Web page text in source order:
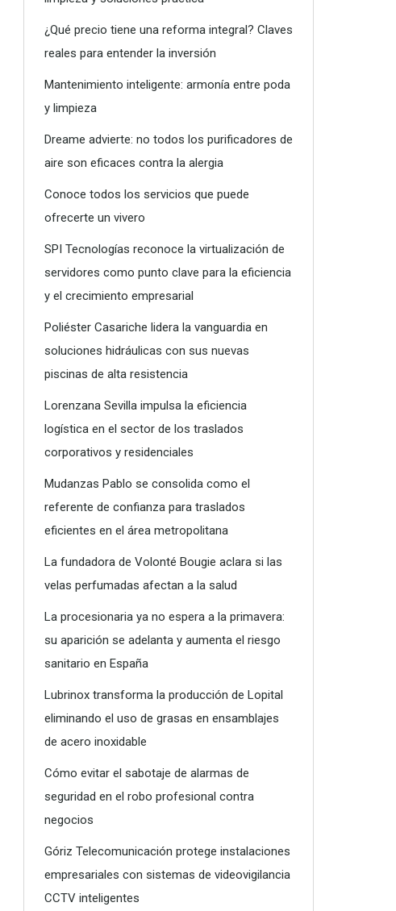
¿Qué precio tiene una reforma integral? Claves
reales para entender la inversión
Mantenimiento inteligente: armonía entre poda
y limpieza
Dreame advierte: no todos los purificadores de
aire son eficaces contra la alergia
Conoce todos los servicios que puede
ofrecerte un vivero
SPI Tecnologías reconoce la virtualización de
servidores como punto clave para la eficiencia
y el crecimiento empresarial
Poliéster Casariche lidera la vanguardia en
soluciones hidráulicas con sus nuevas
piscinas de alta resistencia
Lorenzana Sevilla impulsa la eficiencia
logística en el sector de los traslados
corporativos y residenciales
Mudanzas Pablo se consolida como el
referente de confianza para traslados
eficientes en el área metropolitana
La fundadora de Volonté Bougie aclara si las
velas perfumadas afectan a la salud
La procesionaria ya no espera a la primavera:
su aparición se adelanta y aumenta el riesgo
sanitario en España
Lubrinox transforma la producción de Lopital
eliminando el uso de grasas en ensamblajes
de acero inoxidable
Cómo evitar el sabotaje de alarmas de
seguridad en el robo profesional contra
negocios
Góriz Telecomunicación protege instalaciones
empresariales con sistemas de videovigilancia
CCTV inteligentes